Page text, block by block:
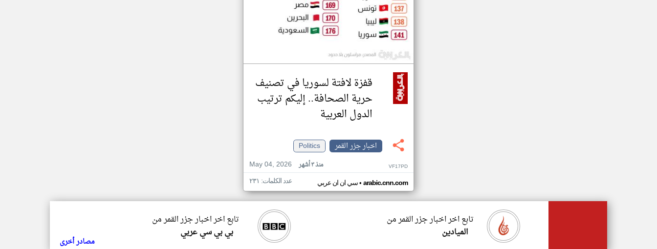
قفزة لافتة لسوريا في تصنيف
حرية الصحافة.. إليكم ترتيب
الدول العربية
اخبار جزر القمر
Politics
May 04, 2026
منذ ٣ أشهر VF17PD
سي ان ان عربي• arabic.cnn.com عدد الكلمات: ٢٣١
تابع اخر اخبار جزر القمر من
بي بي سي عربي
تابع اخر اخبار جزر القمر من
الميادين
مصادر أخرى